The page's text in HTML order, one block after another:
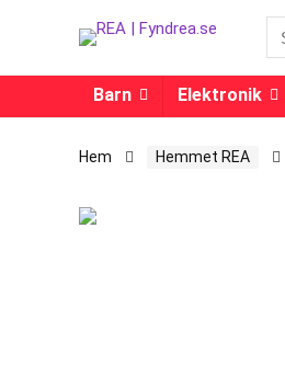
Barn Elektronik
Hem Hemmet REA